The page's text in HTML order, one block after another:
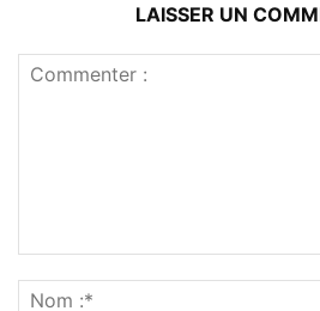
LAISSER UN